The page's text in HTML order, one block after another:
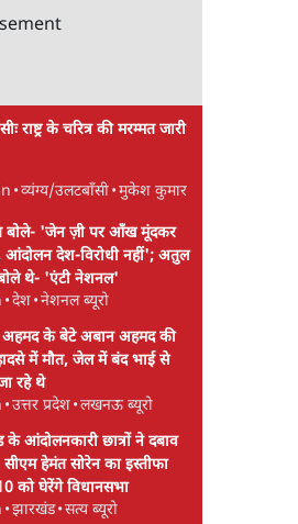
दल
तेज
अपने सांसदों के लिए
राष्ट्र के चरित्र की मरम्मत जारी
•व्यंग्य/उलटबाँसी•मुकेश कुमार
बोले- 'जेन ज़ी पर आँख मूंदकर
आंदोलन देश-विरोधी नहीं'; अतुल
थे- 'एंटी नेशनल'
•देश•नेशनल ब्यूरो
के बेटे अबान अहमद की
में मौत, जेल में बंद भाई से
रहे थे
•उत्तर प्रदेश•लखनऊ ब्यूरो
आंदोलनकारी छात्रों ने दबाव
सीएम हेमंत सोरेन का इस्तीफा
को घेरेंगे विधानसभा
•झारखंड•सत्य ब्यूरो